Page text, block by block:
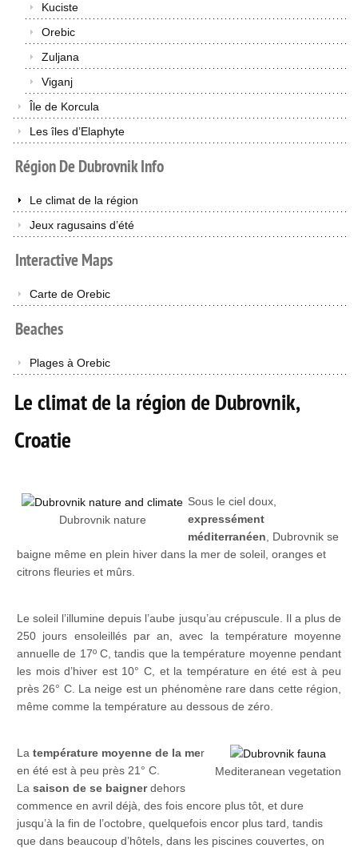
Kuciste
Orebic
Zuljana
Viganj
Île de Korcula
Les îles d’Elaphyte
RégionDeDubrovnikInfo
Le climat de la région
Jeux ragusains d’été
InteractiveMaps
Carte de Orebic
Beaches
Plages à Orebic
Le climat de la région de Dubrovnik,
Croatie
Dubrovnik nature
Sous le ciel doux,
expressément
méditerranéen , Dubrovnik se
baigne même en plein hiver dans la mer de soleil, oranges et
citrons fleuries et mûrs.
Le soleil l’illumine depuis l’aube jusqu’au crépuscule. Il a plus de
250 jours ensoleillés par an, avec la température moyenne
annuelle de 17º C, tandis que la température moyenne pendant
les mois d’hiver est 10° C, et la température en été est à peu
près 26° C. La neige est un phénomène rare dans cette région,
même comme la température au dessous de zéro.
Mediteranean vegetation
La température moyenne de la mer
en été est à peu près 21° C.
La saison de se baignerdehors
commence en avril déjà, des fois encore plus tôt, et dure
jusqu’à la fin de l’octobre, quelquefois encor plus tard, tandis
que dans beaucoup d’hôtels, dans les piscines couvertes, on